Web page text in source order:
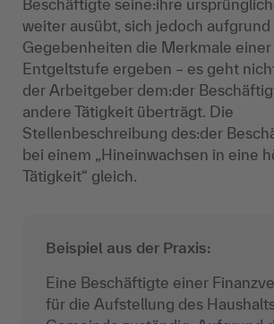
Beschäftigte seine:ihre
weiter ausübt, sich jedoch aufgrund
Gegebenheiten die Merkmale
Entgeltstufe ergeben – es geht
der Arbeitgeber dem:der
andere Tätigkeit überträgt. Die
Stellenbeschreibung des:der
bei einem „Hineinwachsen in eine
Tätigkeit“ gleich.
Beispiel aus der Praxis:
Eine Beschäftigte einer
für die Aufstellung des